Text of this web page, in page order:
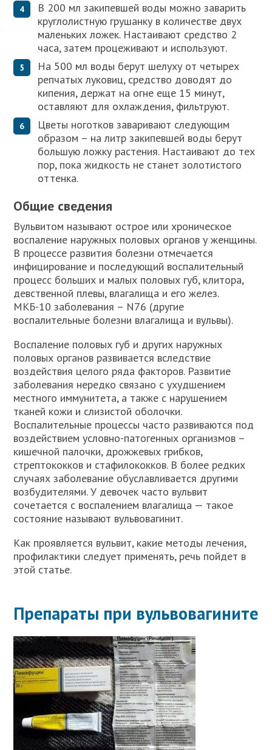
В 200 мл закипевшей воды можно заварить
круглолистную грушанку в количестве двух
маленьких ложек. Настаивают средство 2
часа, затем процеживают и используют.
На 500 мл воды берут шелуху от четырех
репчатых луковиц, средство доводят до
кипения, держат на огне еще 15 минут,
оставляют для охлаждения, фильтруют.
Цветы ноготков заваривают следующим
образом – на литр закипевшей воды берут
большую ложку растения. Настаивают до тех
пор, пока жидкость не станет золотистого
оттенка.
Общие сведения
Вульвитом называют острое или хроническое
воспаление наружных половых органов у женщины.
В процессе развития болезни отмечается
инфицирование и последующий воспалительный
процесс больших и малых половых губ, клитора,
девственной плевы, влагалища и его желез.
МКБ-10 заболевания – N76 (другие
воспалительные болезни влагалища и вульвы).
Воспаление половых губ и других наружных
половых органов развивается вследствие
воздействия целого ряда факторов. Развитие
заболевания нередко связано с ухудшением
местного иммунитета, а также с нарушением
тканей кожи и слизистой оболочки.
Воспалительные процессы часто развиваются под
воздействием условно-патогенных организмов –
кишечной палочки, дрожжевых грибков,
стрептококков и стафилококков. В более редких
случаях заболевание обуславливается другими
возбудителями. У девочек часто вульвит
сочетается с воспалением влагалища — такое
состояние называют вульвовагинит.
Как проявляется вульвит, какие методы лечения,
профилактики следует применять, речь пойдет в
этой статье.
Препараты при вульвовагините